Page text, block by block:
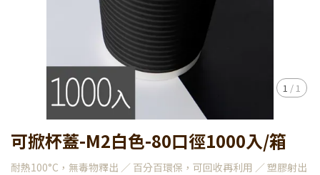
1 / 1
可掀杯蓋-M2白色-80口徑1000入/箱
耐熱100°C，無毒物釋出 ／ 百分百環保，可回收再利用 ／ 塑膠射出